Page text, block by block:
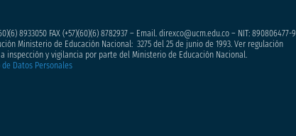
8933050FAX (+57)(60)(6) 8782937 – Email. direxco@ucm.edu.co – NIT: 890806477-9
Ministerio de Educación Nacional: 3275 del 25 de junio de 1993. Ver regulación
inspección y vigilancia por parte del Ministerio de Educación Nacional.
Datos Personales